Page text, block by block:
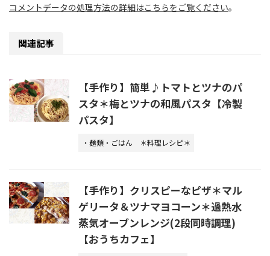
コメントデータの処理方法の詳細はこちらをご覧ください。
関連記事
【手作り】簡単♪トマトとツナのパ
スタ＊梅とツナの和風パスタ【冷製
パスタ】
・麺類・ごはん ＊料理レシピ＊
【手作り】クリスピーなピザ＊マル
ゲリータ＆ツナマヨコーン＊過熱水
蒸気オーブンレンジ(2段同時調理)
【おうちカフェ】